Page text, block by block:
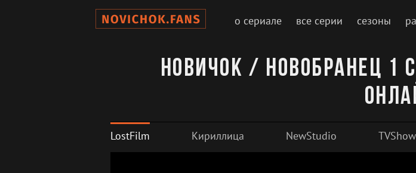
о сериале все серии сезоны
Новичок / Новобранец 1
LostFilm Кириллица NewStudio